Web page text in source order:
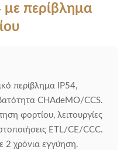
περίβλημα
περίβλημα IP54,
CHAdeMO/CCS.
φορτίου, λειτουργίες
ETL/CE/CCC.
2 χρόνια εγγύηση.